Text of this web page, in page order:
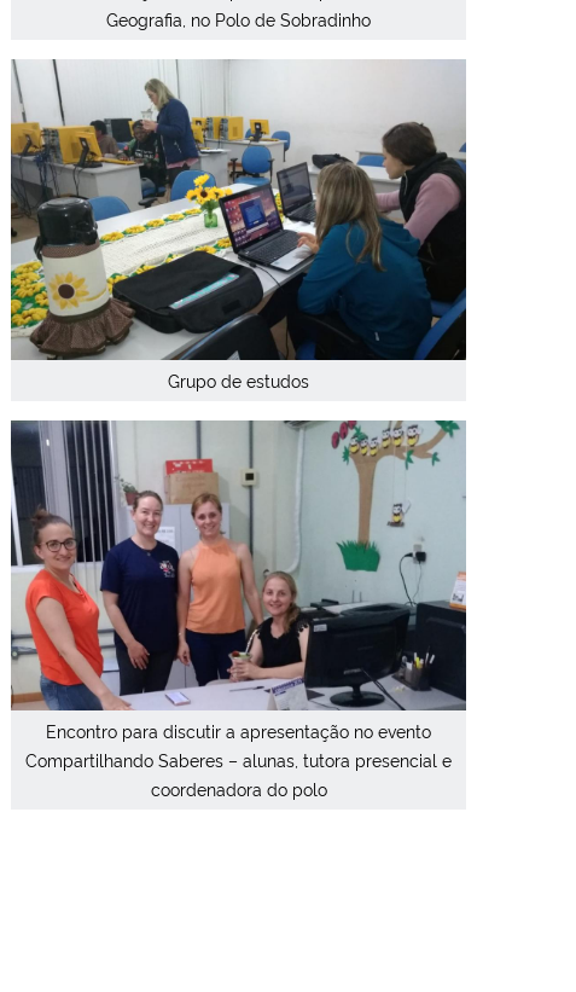
Geografia, no Polo de Sobradinho
Grupo de estudos
Encontro para discutir a apresentação no evento
Compartilhando Saberes – alunas, tutora presencial e
coordenadora do polo